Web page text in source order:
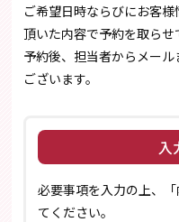
ご希望日時ならびにお客様
頂いた内容で予約を取らせ
予約後、担当者からメー
ございます。
入
必要事項を入力の上、
てください。